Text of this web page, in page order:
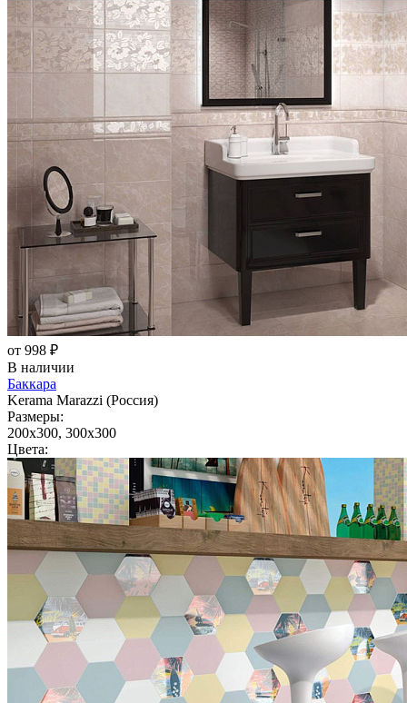
от 998 ₽
В наличии
Баккара
Kerama Marazzi (Россия)
Размеры:
200x300, 300x300
Цвета: